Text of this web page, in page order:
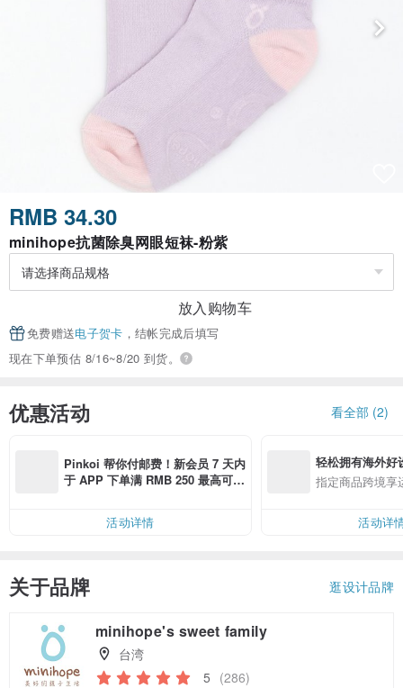
RMB 34.30
minihope抗菌除臭网眼短袜-粉紫
放入购物车
免费赠送电子贺卡 ，结帐完成后填写
现在下单预估 8/16~8/20 到货。
优惠活动 看全部 (2)
Pinkoi 帮你付邮费！新会员 7 天内
于 APP 下单满 RMB 250 最高可折
活动详情
轻松拥有海外好
指定商品跨境享
活动详
关于品牌 逛设计品牌
minihope's sweet family
台湾
5 (286)